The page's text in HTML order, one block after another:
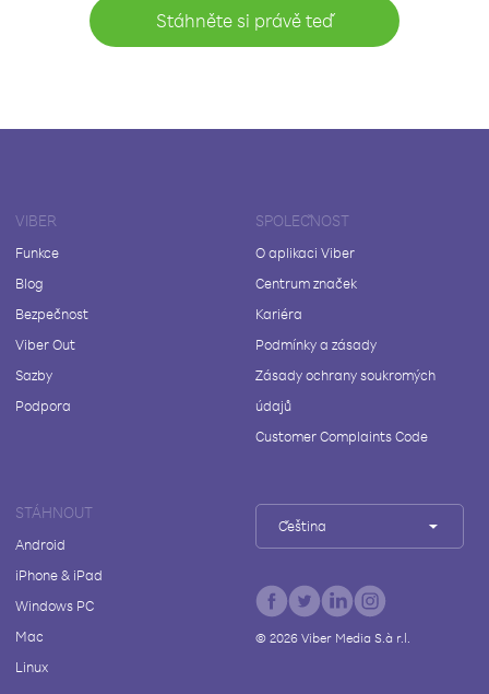
Stáhněte si právě teď
VIBER
Funkce
Blog
Bezpečnost
Viber Out
Sazby
Podpora
SPOLEČNOST
O aplikaci Viber
Centrum značek
Kariéra
Podmínky a zásady
Zásady ochrany soukromých
údajů
Customer Complaints Code
STÁHNOUT
Android
iPhone & iPad
Windows PC
Mac
Linux
Čeština
© 2026Viber Media S.à r.l.